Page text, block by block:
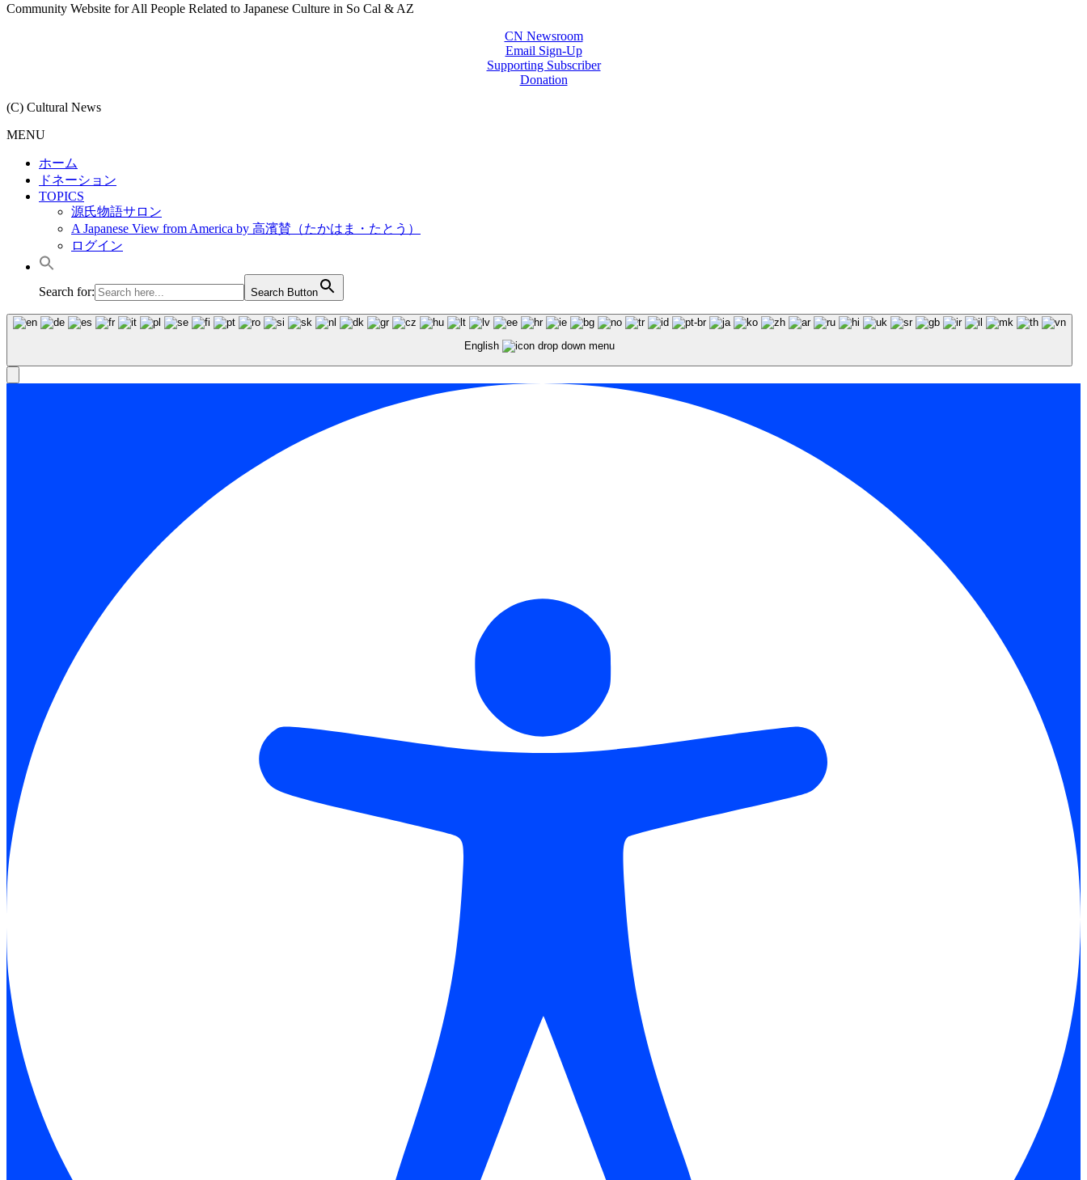
Community Website for All People Related to Japanese Culture in So Cal & AZ
CN Newsroom
Email Sign-Up
Supporting Subscriber
Donation
(C) Cultural News
MENU
ホーム
ドネーション
TOPICS
源氏物語サロン
A Japanese View from America by 高濱賛（たかはま・たとう）
ログイン
Search for: Search Button
English